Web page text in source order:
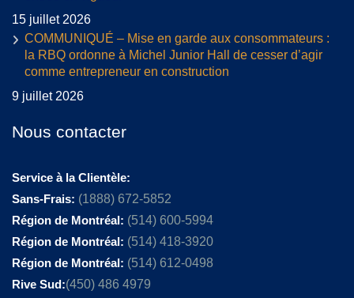
15 juillet 2026
COMMUNIQUÉ – Mise en garde aux consommateurs :
la RBQ ordonne à Michel Junior Hall de cesser d’agir
comme entrepreneur en construction
9 juillet 2026
Nous contacter
Service à la Clientèle:
Sans-Frais: (1888) 672-5852
Région de Montréal: (514) 600-5994
Région de Montréal: (514) 418-3920
Région de Montréal: (514) 612-0498
Rive Sud:(450) 486 4979